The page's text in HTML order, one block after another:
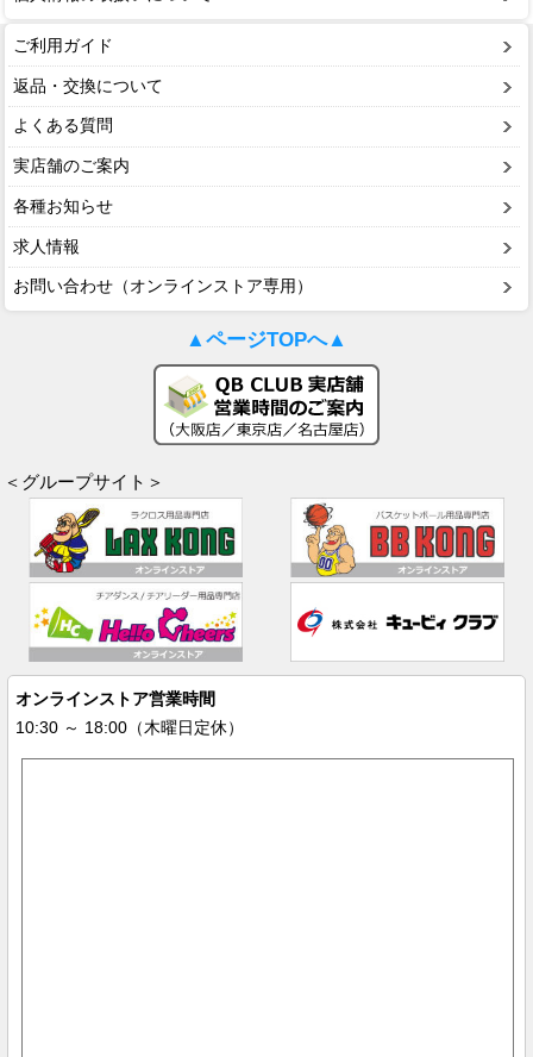
ご利用ガイド
返品・交換について
よくある質問
実店舗のご案内
各種お知らせ
求人情報
お問い合わせ（オンラインストア専用）
▲ページTOPへ▲
＜グループサイト＞
オンラインストア営業時間
10:30 ～ 18:00（木曜日定休）